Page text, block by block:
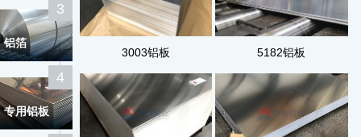
3
铝箔
4
专用铝板
3003铝板 5182铝板